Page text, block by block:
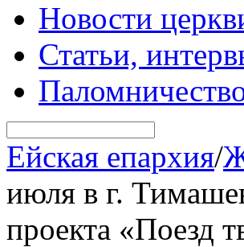
Новости
Статьи,
Ейская епархия/
июля в г.
проекта «Поезд